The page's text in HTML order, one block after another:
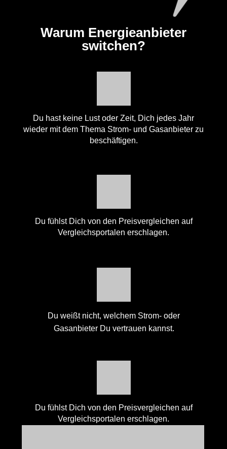
Warum Energieanbieter
switchen?
Du hast keine Lust oder Zeit, Dich jedes Jahr
wieder mit dem Thema Strom- und Gasanbieter zu
beschäftigen.
Du fühlst Dich von den Preisvergleichen auf
Vergleichsportalen erschlagen.
Du weißt nicht, welchem Strom- oder
Gasanbieter Du vertrauen kannst.
Du fühlst Dich von den Preisvergleichen auf
Vergleichsportalen erschlagen.